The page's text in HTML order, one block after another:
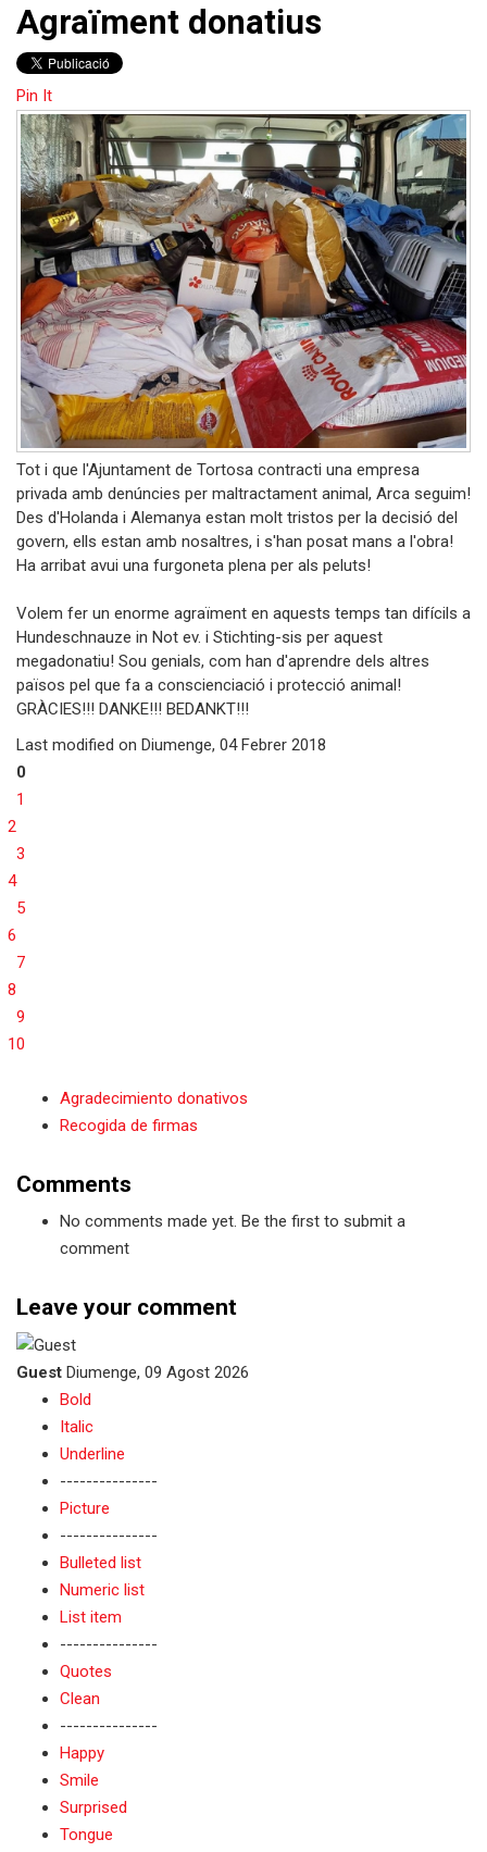
Agraïment donatius
Pin It
Tot i que l'Ajuntament de Tortosa contracti una empresa
privada amb denúncies per maltractament animal, Arca seguim!
Des d'Holanda i Alemanya estan molt tristos per la decisió del
govern, ells estan amb nosaltres, i s'han posat mans a l'obra!
Ha arribat avui una furgoneta plena per als peluts!
Volem fer un enorme agraïment en aquests temps tan difícils a
Hundeschnauze in Not ev. i Stichting-sis per aquest
megadonatiu! Sou genials, com han d'aprendre dels altres
països pel que fa a conscienciació i protecció animal!
GRÀCIES!!! DANKE!!! BEDANKT!!!
Last modified on Diumenge, 04 Febrer 2018
0
1
2
3
4
5
6
7
8
9
10
Agradecimiento donativos
Recogida de firmas
Comments
No comments made yet. Be the first to submit a
comment
Leave your comment
Guest Diumenge, 09 Agost 2026
Bold
Italic
Underline
---------------
Picture
---------------
Bulleted list
Numeric list
List item
---------------
Quotes
Clean
---------------
Happy
Smile
Surprised
Tongue